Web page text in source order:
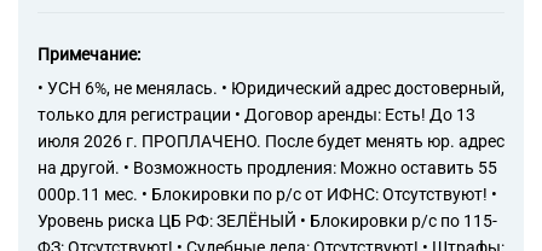
Примечание:
• УСН 6%, не менялась. • Юридический адрес достоверный,
только для регистрации • Договор аренды: Есть! До 13
июля 2026 г. ПРОПЛАЧЕНО. После будет менять юр. адрес
на другой. • Возможность продления: Можно оставить 55
000р.11 мес. • Блокировки по р/с от ИФНС: Отсутствуют! •
Уровень риска ЦБ РФ: ЗЕЛЁНЫЙ • Блокировки р/с по 115-